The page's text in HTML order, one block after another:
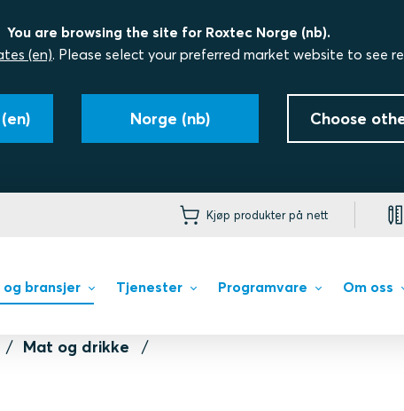
You are browsing the site for Roxtec Norge (nb).
(en). Please select your preferred market website to see
Norge (nb) Choose
Kjøp produkter på nett
bransjer Tjenester Programvare Om oss
Mat og drikke